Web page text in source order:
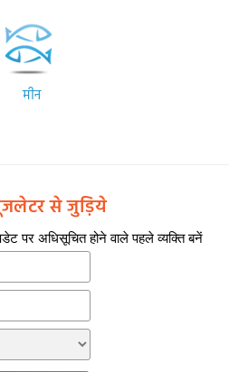
मीन
से जुड़िये
पर अधिसूचित होने वाले पहले व्यक्ति बनें